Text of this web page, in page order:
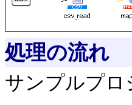
処理の流れ
サンプルプロ